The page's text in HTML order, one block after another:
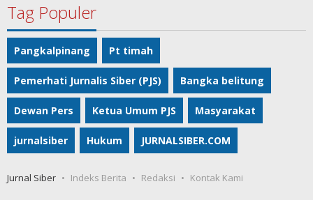
Tag Populer
Pangkalpinang Pt timah
Pemerhati Jurnalis Siber (PJS) Bangka belitung
Dewan Pers Ketua Umum PJS Masyarakat
jurnalsiber Hukum JURNALSIBER.COM
Jurnal Siber Indeks Berita Redaksi Kontak Kami